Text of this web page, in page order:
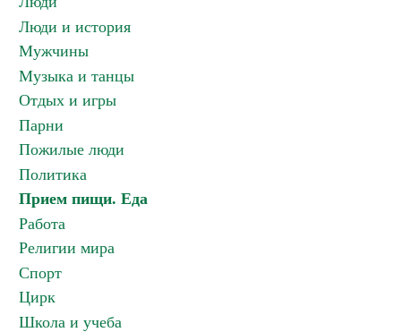
Люди и история
Мужчины
Музыка и танцы
Отдых и игры
Парни
Пожилые люди
Политика
Прием пищи. Еда
Работа
Религии мира
Спорт
Цирк
Школа и учеба